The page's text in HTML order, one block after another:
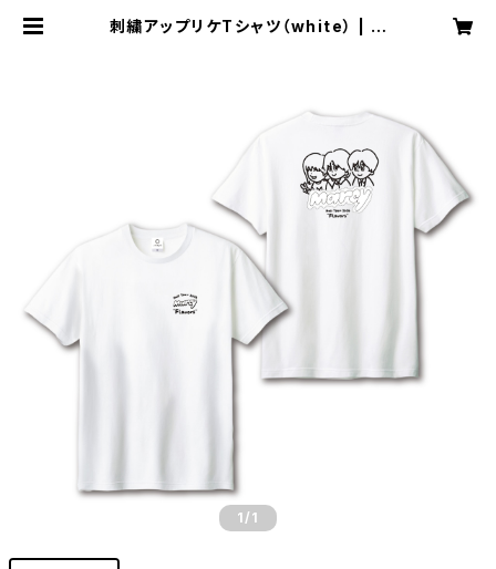
刺繍アップリケTシャツ（white） | M
1 /1